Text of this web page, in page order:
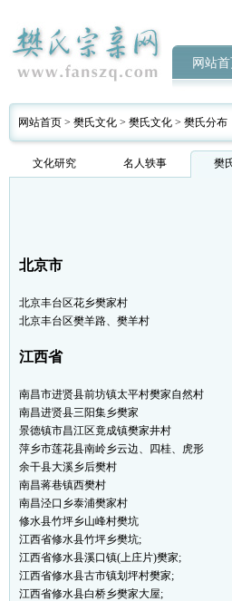
网站首
网站首页 > 樊氏文化 > 樊氏文化 > 樊氏分布
文化研究 名人轶事 樊
北京市
北京丰台区花乡樊家村
北京丰台区樊羊路、樊羊村
江西省
南昌市进贤县前坊镇太平村樊家自然村
南昌进贤县三阳集乡樊家
景德镇市昌江区竟成镇樊家井村
萍乡市莲花县南岭乡云边、四桂、虎形
余干县大溪乡后樊村
南昌蒋巷镇西樊村
南昌泾口乡泰浦樊家村
修水县竹坪乡山峰村樊坑
江西省修水县竹坪乡樊坑;
江西省修水县溪口镇(上庄片)樊家;
江西省修水县古市镇划坪村樊家;
江西省修水县白桥乡樊家大屋;